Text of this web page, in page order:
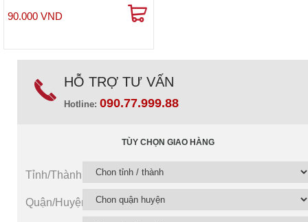
90.000 VND
HỖ TRỢ TƯ VẤN
Hotline: 090.77.999.88
TÙY CHỌN GIAO HÀNG
Tỉnh/Thành
Quận/Huyện